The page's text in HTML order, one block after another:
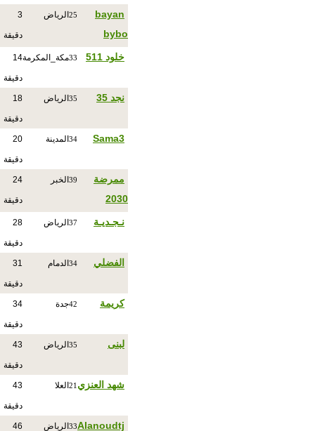
bayan
bybo
25 الرياض 3
دقيقة
خلود 511 33مكة_المكرمة14
دقيقة
نجد 35 35 الرياض 18
دقيقة
Sama3
34 المدينة 20
دقيقة
ممرضة
2030
39 الخبر 24
دقيقة
نـجـديـة 37 الرياض 28
دقيقة
الفضلي 34 الدمام 31
دقيقة
كريمة 42جدة 34
دقيقة
لبنى 35 الرياض 43
دقيقة
شهد العنزي 21 العلا 43
دقيقة
Alanoudtj
33 الرياض 46